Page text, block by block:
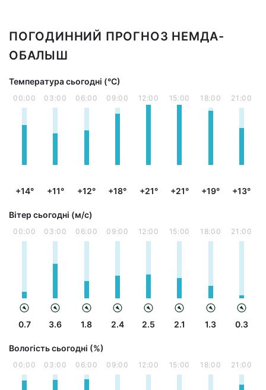
ПОГОДИННИЙ ПРОГНОЗ НЕМДА-
ОБАЛЫШ
Температура сьогодні (°С)
00:00
+14°
03:00
+11°
06:00
+12°
09:00
+18°
12:00
+21°
15:00
+21°
18:00
+19°
21:00
+13°
Вітер сьогодні (м/с)
00:00
0.7
03:00
3.6
06:00
1.8
09:00
2.4
12:00
2.5
15:00
2.1
18:00
1.3
21:00
0.3
Вологість сьогодні (%)
00:00 03:00 06:00 09:00 12:00 15:00 18:00 21:00